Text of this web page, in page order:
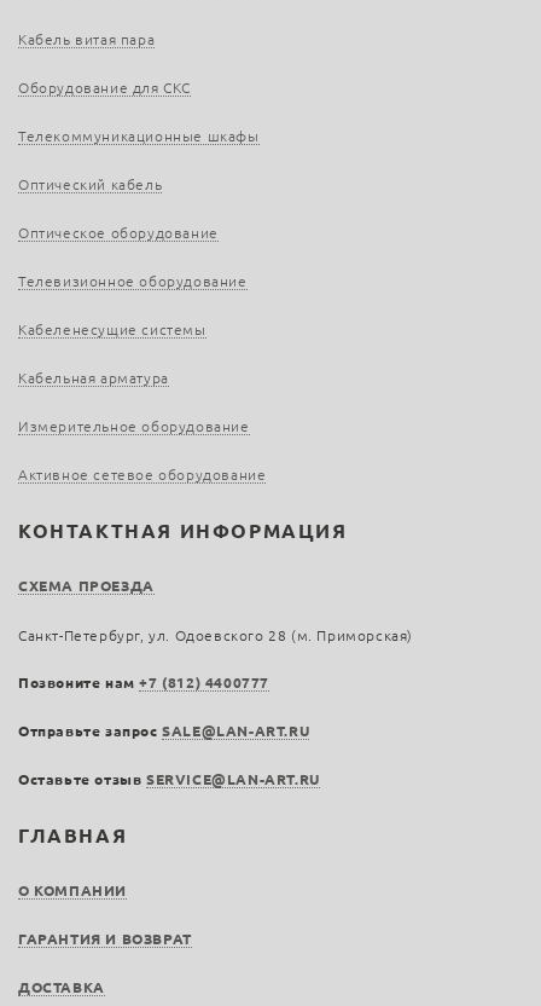
ГЛАВНАЯ
О КОМПАНИИ
ГАРАНТИЯ И ВОЗВРАТ
ДОСТАВКА
Кабель витая пара
Оборудование для СКС
Телекоммуникационные шкафы
Оптический кабель
Оптическое оборудование
Телевизионное оборудование
Кабеленесущие системы
Кабельная арматура
Измерительное оборудование
Активное сетевое оборудование
КОНТАКТНАЯ ИНФОРМАЦИЯ
СХЕМА ПРОЕЗДА
Санкт-Петербург, ул. Одоевского 28 (м. Приморская)
Позвоните нам+7 (812) 4400777
Отправьте запросSALE@LAN-ART.RU
Оставьте отзыв SERVICE@LAN-ART.RU